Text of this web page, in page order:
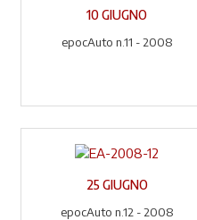
10 GIUGNO
epocAuto n.11 - 2008
25 GIUGNO
epocAuto n.12 - 2008